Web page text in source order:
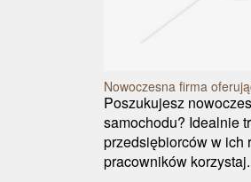
Nowoczesna firma
Poszukujesz
samochodu? Idealnie
przedsiębiorców w ich
pracowników